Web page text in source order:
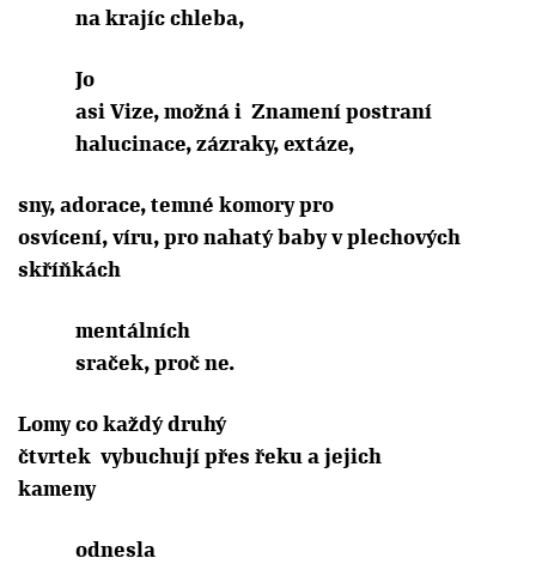
na krajíc chleba,
Jo
asi Vize, možná i Znamení postraní
halucinace, zázraky, extáze,
sny, adorace, temné komory pro
osvícení, víru, pro nahatý baby v plechových
skříňkách
mentálních
sraček, proč ne.
Lomy co každý druhý
čtvrtek vybuchují přes řeku a jejich
kameny
odnesla